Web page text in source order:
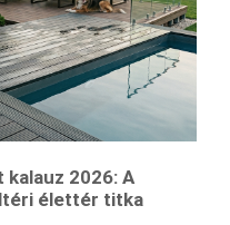
2026: A
élettér titka